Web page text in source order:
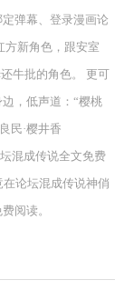
弹幕、登录漫画论
方新角色，跟安室
牛批的角色。 更可
，低声道：“樱桃
民·樱井香
混成传说全文免费
论坛混成传说神俏
阅读。